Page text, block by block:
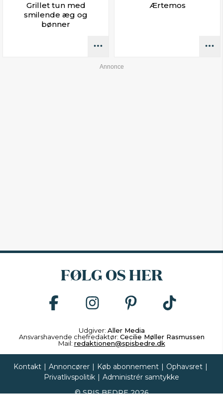
Grillet tun med
smilende æg og
bønner
Ærtemos
FØLG OS HER
Udgiver: Aller Media
Ansvarshavende chefredaktør: Cecilie Møller Rasmussen
Mail: redaktionen@spisbedre.dk
Kontakt | Annoncører | Køb abonnement | Ophavsret |
Privatlivspolitik | Administrér samtykke
©SPIS BEDRE2026